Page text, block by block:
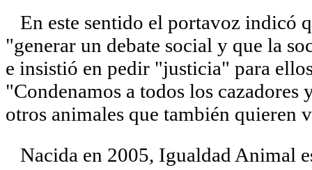
En este sentido el portavoz indicó
"generar un debate social y que la
e insistió en pedir "justicia" para
"Condenamos a todos los
otros animales que también quieren
Nacida en 2005, Igualdad Animal